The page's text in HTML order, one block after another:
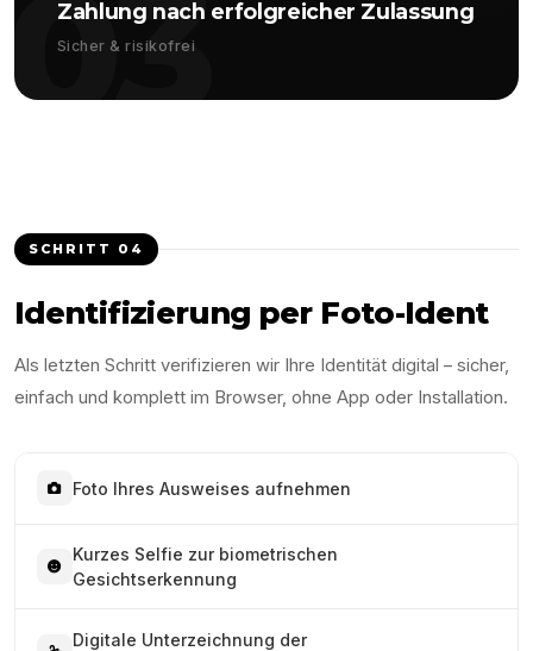
03
Zahlung nach erfolgreicher Zulassung
Sicher & risikofrei
SCHRITT 04
Identifizierung per Foto-Ident
Als letzten Schritt verifizieren wir Ihre Identität digital – sicher,
einfach und komplett im Browser, ohne App oder Installation.
Foto Ihres Ausweises aufnehmen
Kurzes Selfie zur biometrischen
Gesichtserkennung
Digitale Unterzeichnung der